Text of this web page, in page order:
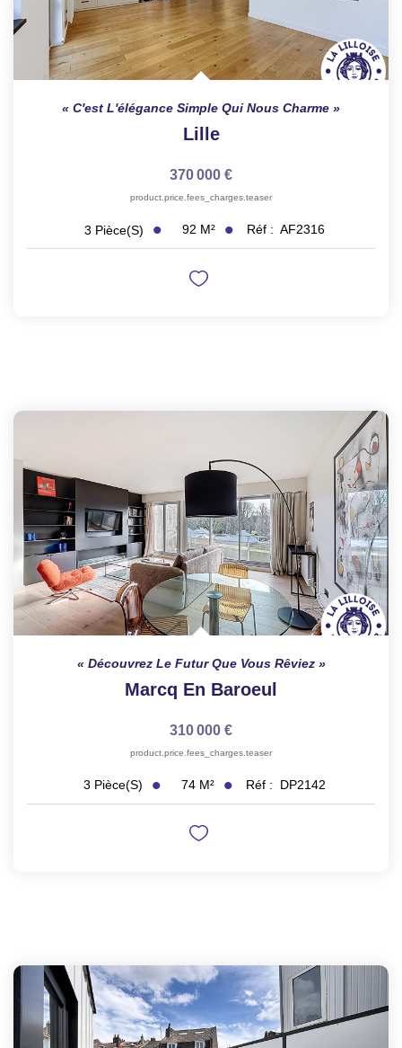
C'est L'élégance Simple Qui Nous Charme
Lille
370 000 €
product.price.fees_charges.teaser
3 Pièce(s) 92 M² Réf : AF2316
Découvrez Le Futur Que Vous Rêviez
Marcq En Baroeul
310 000 €
product.price.fees_charges.teaser
3 Pièce(s) 74 M² Réf : DP2142